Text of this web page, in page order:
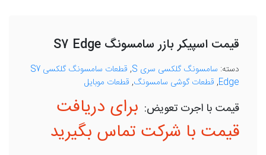
قیمت اسپیکر بازر سامسونگ S7 Edge
دسته: سامسونگ گلکسی سری S ,
قطعات سامسونگ گلکسی S7
Edge
, قطعات گوشی سامسونگ, قطعات موبایل
برای دریافت
قیمت با شرکت تماس بگیرید